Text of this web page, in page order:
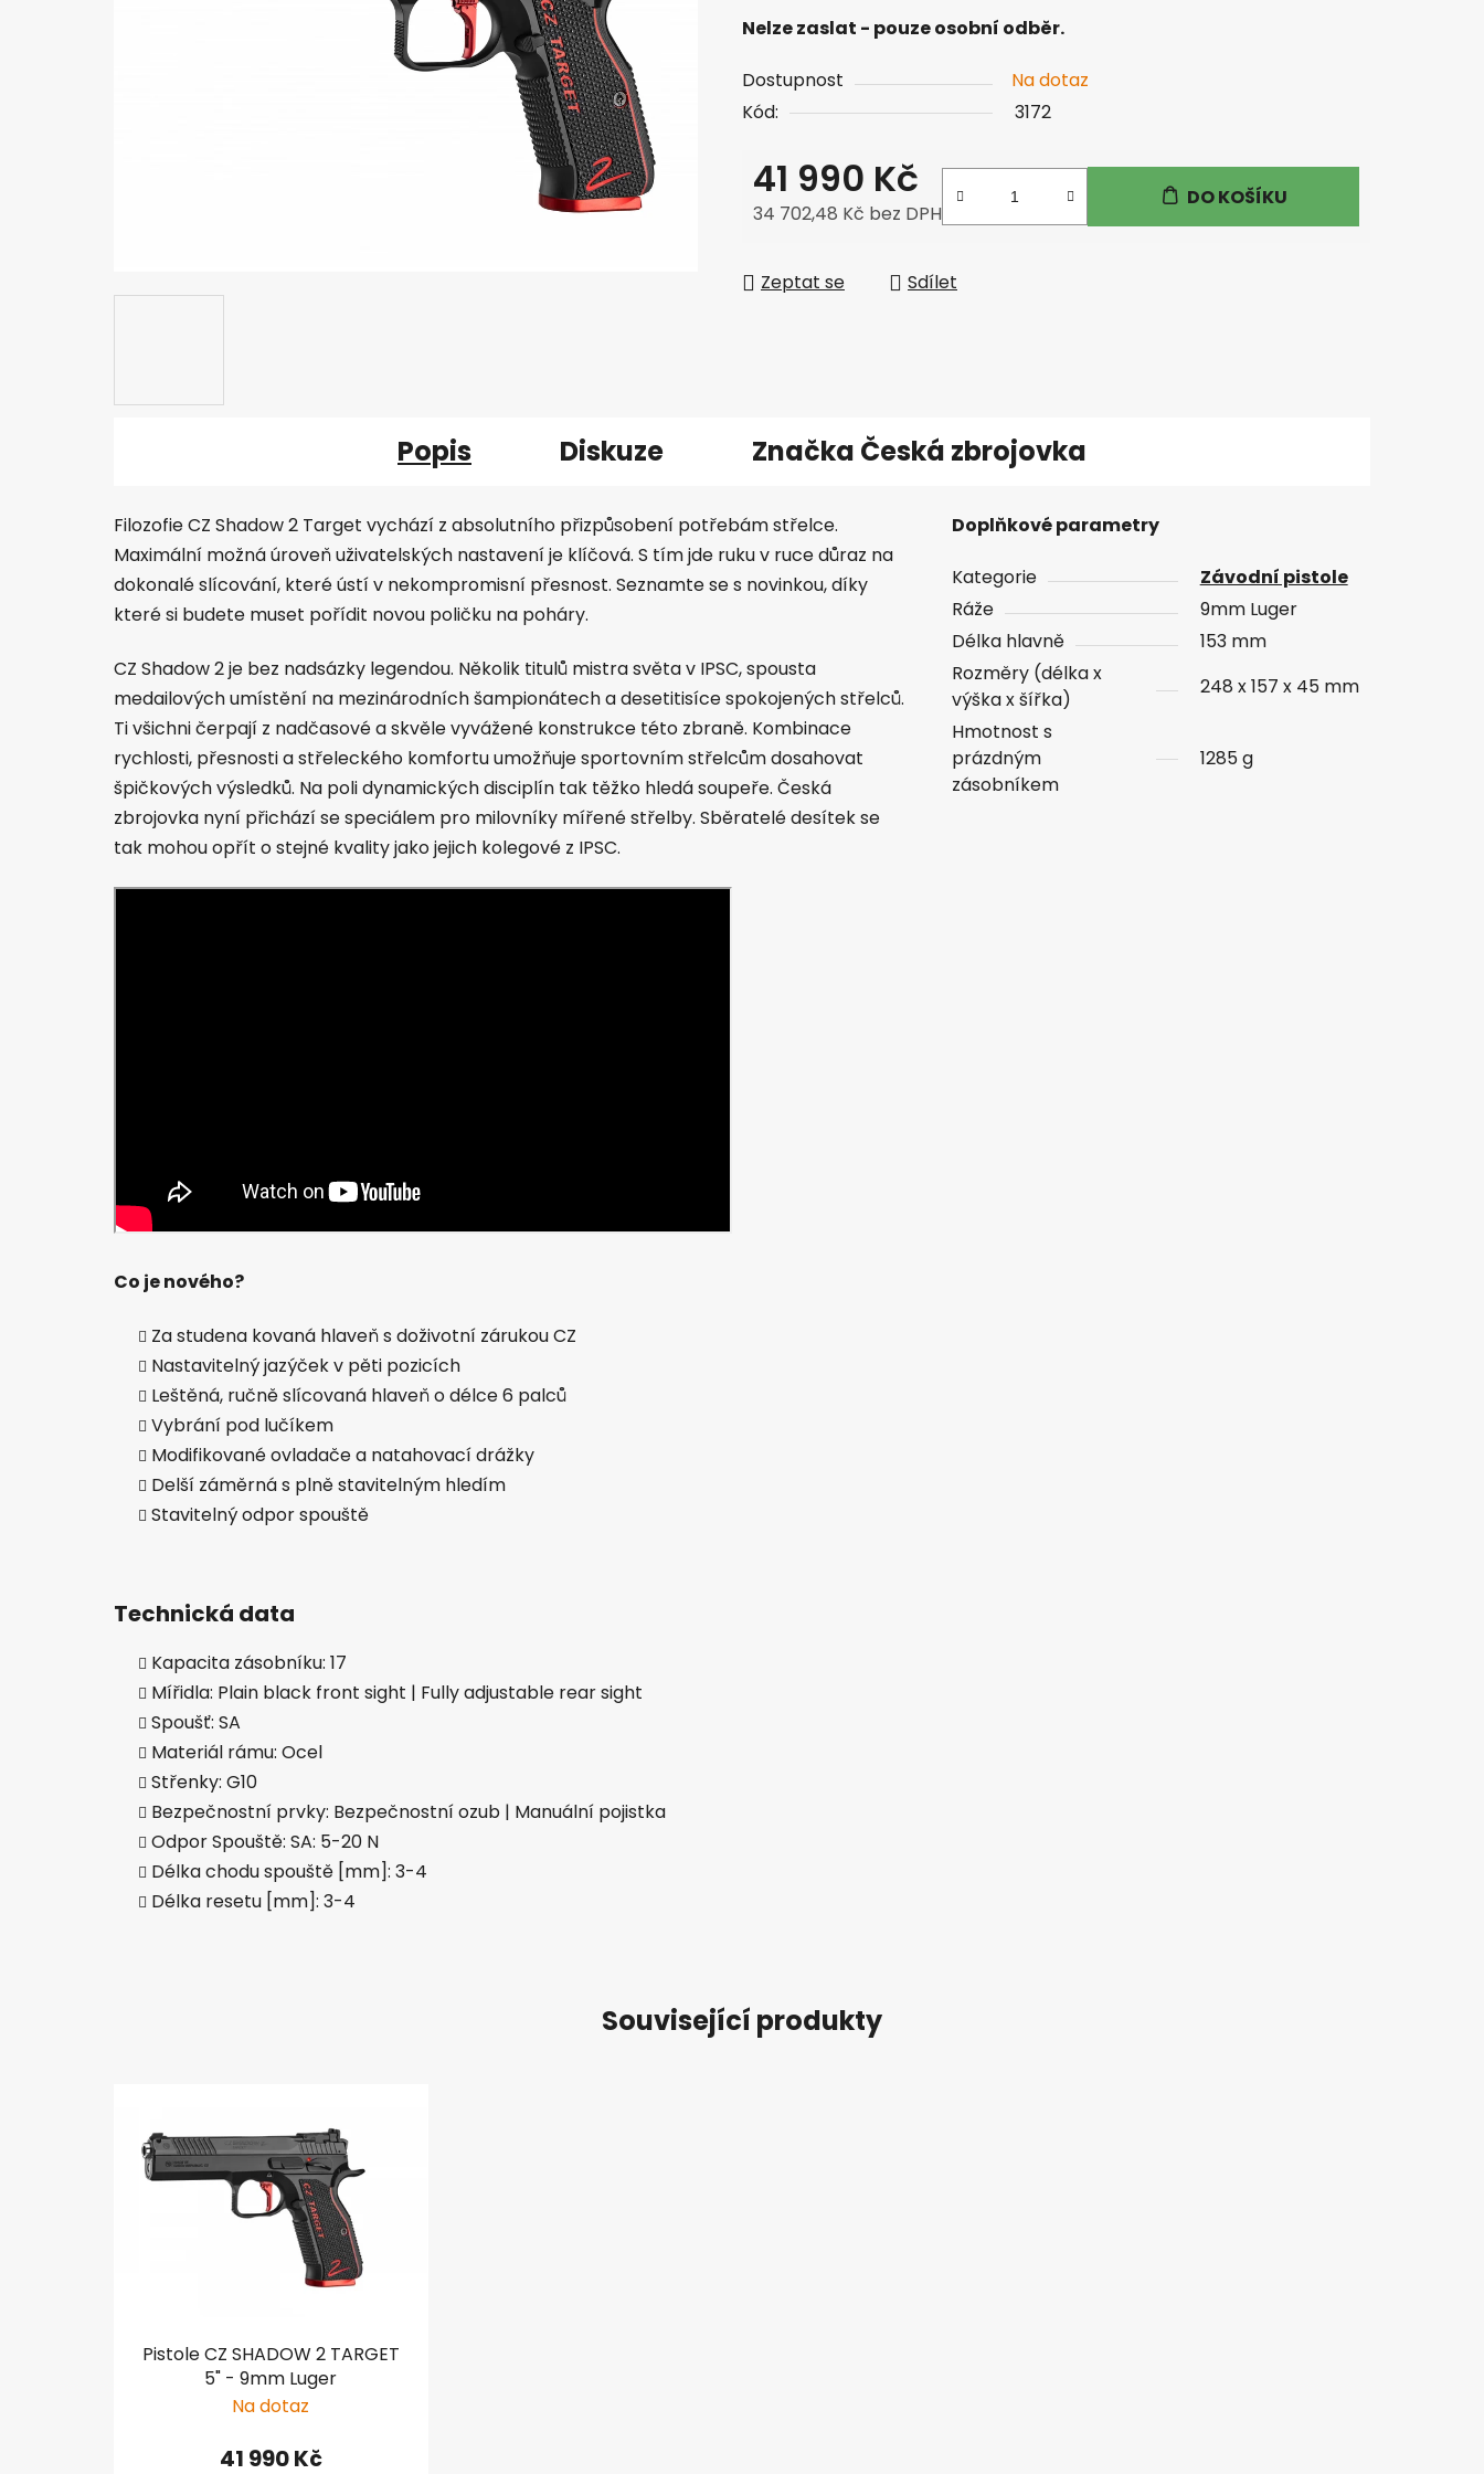
Nelze zaslat - pouze osobní odběr.
Dostupnost
Na dotaz
Kód:
3172
41 990 Kč
34 702,48 Kč bez DPH
DO KOŠÍKU
Zeptat se Sdílet
Popis Diskuze Značka Česká zbrojovka
Filozofie CZ Shadow 2 Target vychází z absolutního přizpůsobení potřebám střelce.
Maximální možná úroveň uživatelských nastavení je klíčová. S tím jde ruku v ruce důraz na
dokonalé slícování, které ústí v nekompromisní přesnost. Seznamte se s novinkou, díky
které si budete muset pořídit novou poličku na poháry.
CZ Shadow 2 je bez nadsázky legendou. Několik titulů mistra světa v IPSC, spousta
medailových umístění na mezinárodních šampionátech a desetitisíce spokojených střelců.
Ti všichni čerpají z nadčasové a skvěle vyvážené konstrukce této zbraně. Kombinace
rychlosti, přesnosti a střeleckého komfortu umožňuje sportovním střelcům dosahovat
špičkových výsledků. Na poli dynamických disciplín tak těžko hledá soupeře. Česká
zbrojovka nyní přichází se speciálem pro milovníky mířené střelby. Sběratelé desítek se
tak mohou opřít o stejné kvality jako jejich kolegové z IPSC.
Co je nového?
Za studena kovaná hlaveň s doživotní zárukou CZ
Nastavitelný jazýček v pěti pozicích
Leštěná, ručně slícovaná hlaveň o délce 6 palců
Vybrání pod lučíkem
Modifikované ovladače a natahovací drážky
Delší záměrná s plně stavitelným hledím
Stavitelný odpor spouště
Technická data
Kapacita zásobníku: 17
Mířidla: Plain black front sight | Fully adjustable rear sight
Spoušť: SA
Materiál rámu: Ocel
Střenky: G10
Bezpečnostní prvky: Bezpečnostní ozub | Manuální pojistka
Odpor Spouště: SA: 5-20 N
Délka chodu spouště [mm]: 3-4
Délka resetu [mm]: 3-4
Doplňkové parametry
Kategorie
Závodní pistole
Ráže
9mm Luger
Délka hlavně
153 mm
Rozměry (délka x
výška x šířka)
248 x 157 x 45 mm
Hmotnost s
prázdným
zásobníkem
1285 g
Související produkty
Pistole CZ SHADOW 2 TARGET
5" - 9mm Luger
Na dotaz
41 990 Kč